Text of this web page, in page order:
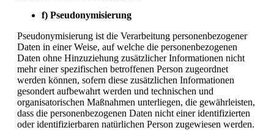
f) Pseudonymisierung
Pseudonymisierung ist die Verarbeitung personenbezogener
Daten in einer Weise, auf welche die personenbezogenen
Daten ohne Hinzuziehung zusätzlicher Informationen nicht
mehr einer spezifischen betroffenen Person zugeordnet
werden können, sofern diese zusätzlichen Informationen
gesondert aufbewahrt werden und technischen und
organisatorischen Maßnahmen unterliegen, die gewährleisten,
dass die personenbezogenen Daten nicht einer identifizierten
oder identifizierbaren natürlichen Person zugewiesen werden.